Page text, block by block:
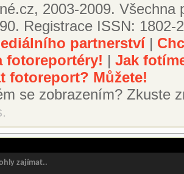
2003-2009.
Registrace ISSN: 1802-
partnerství|
fotoreportéry! | Jak
fotoreport? Můžete!
se zobrazením? Zkuste
zajímat..